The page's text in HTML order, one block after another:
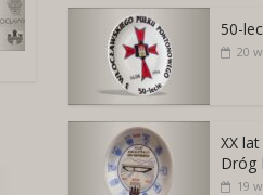
50-
20
XX
Dróg
19